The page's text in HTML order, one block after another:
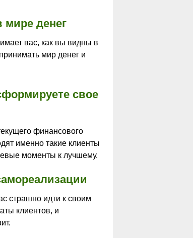
вас, как вы видны в
мир денег и
мире денег
страшно идти к своим
клиентов, и
финансового
именно такие клиенты
моменты к лучшему.
свое